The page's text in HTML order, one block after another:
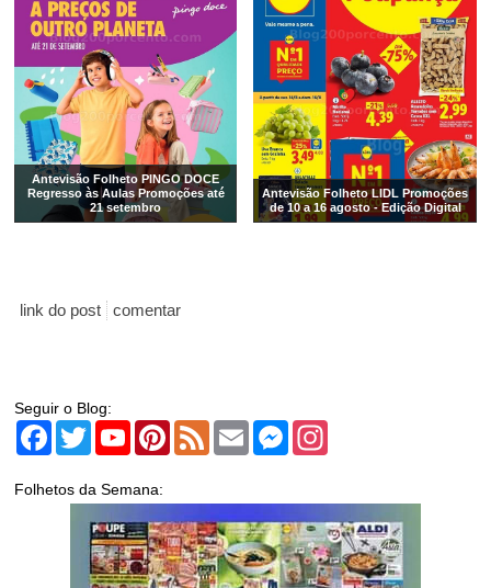
Antevisão Folheto PINGO DOCE
Regresso às Aulas Promoções até
21 setembro
Antevisão Folheto LIDL Promoções
de 10 a 16 agosto - Edição Digital
link do post comentar
Seguir o Blog:
Facebook
TwitterYouTubePinterest
Feed Email Messenger
Folhetos da Semana: